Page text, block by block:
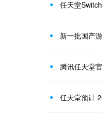
任天堂
新一批国产
腾讯任天堂
任天堂预计